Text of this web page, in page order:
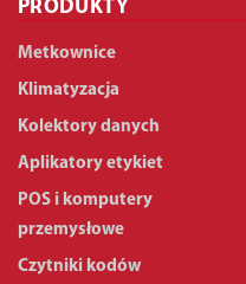
PRODUKTY
Metkownice
Klimatyzacja
Kolektory danych
Aplikatory etykiet
POS i komputery
przemysłowe
Czytniki kodów